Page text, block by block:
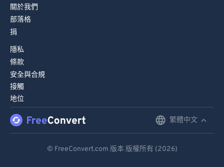
關於我們
部落格
捐
隱私
條款
安全與合規
接觸
地位
繁體中文
© FreeConvert.com 版本 版權所有 (2026)